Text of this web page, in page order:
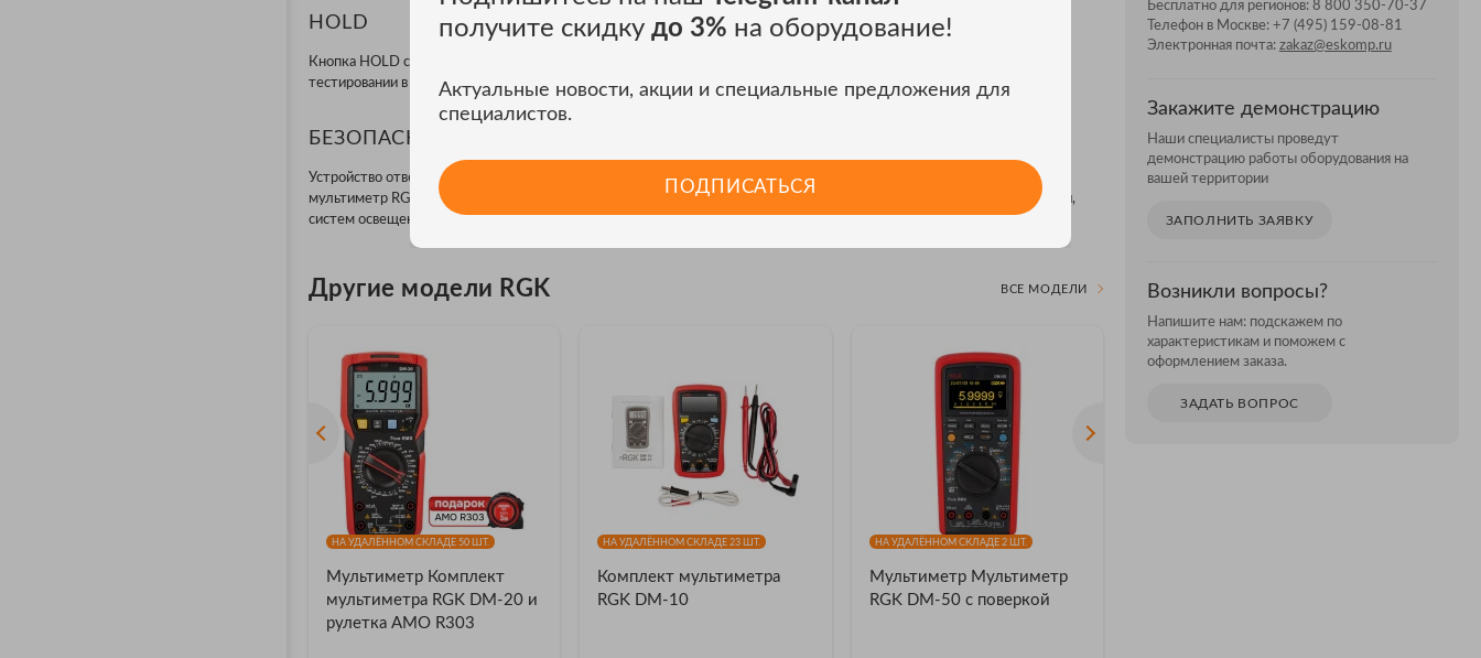
HOLD
Кнопка HOLD служит для фиксации полученных показаний на дисплее. Она упрощает документирование при
тестировании в труднодоступных местах и в любых других ситуациях, когда нельзя сразу считать данные.
БЕЗОПАСНОСТЬ
Устройство отвечает требованиям стандарта электробезопасности CAT III 600 В. Это означает, что цифровой
мультиметр RGK DM-15 можно использовать для диагностики коммутационного оборудования, электродвигателей,
систем освещения и др.
Другие модели RGK ВСЕ МОДЕЛИ
НА УДАЛЁННОМ СКЛАДЕ 50 ШТ.
Мультиметр Комплект
мультиметра RGK DM-20 и
рулетка AMO R303
НА УДАЛЁННОМ СКЛАДЕ 23 ШТ.
Комплект мультиметра
RGK DM-10
НА УДАЛЁННОМ СКЛАДЕ 2 ШТ.
Мультиметр Мультиметр
RGK DM-50 с поверкой
Бесплатно для регионов: 8 800 350-70-37
Телефон в Москве: +7 (495) 159-08-81
Электронная почта: zakaz@eskomp.ru
Закажите демонстрацию
Наши специалисты проведут
демонстрацию работы оборудования на
вашей территории
ЗАПОЛНИТЬ ЗАЯВКУ
Возникли вопросы?
Напишите нам: подскажем по
характеристикам и поможем с
оформлением заказа.
ЗАДАТЬ ВОПРОС
получите скидку до 3% на оборудование!
Актуальные новости, акции и специальные предложения для
специалистов.
ПОДПИСАТЬСЯ